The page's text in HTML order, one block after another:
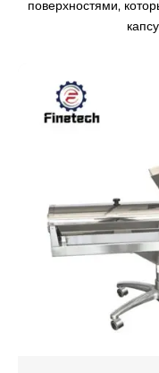
поверхностями,